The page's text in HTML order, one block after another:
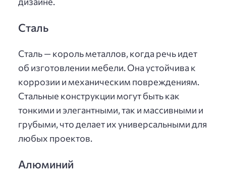
Сталь
Сталь — король металлов, когда речь идет
об изготовлении мебели. Она устойчива к
коррозии и механическим повреждениям.
Стальные конструкции могут быть как
тонкими и элегантными, так и массивными и
грубыми, что делает их универсальными для
любых проектов.
Алюминий